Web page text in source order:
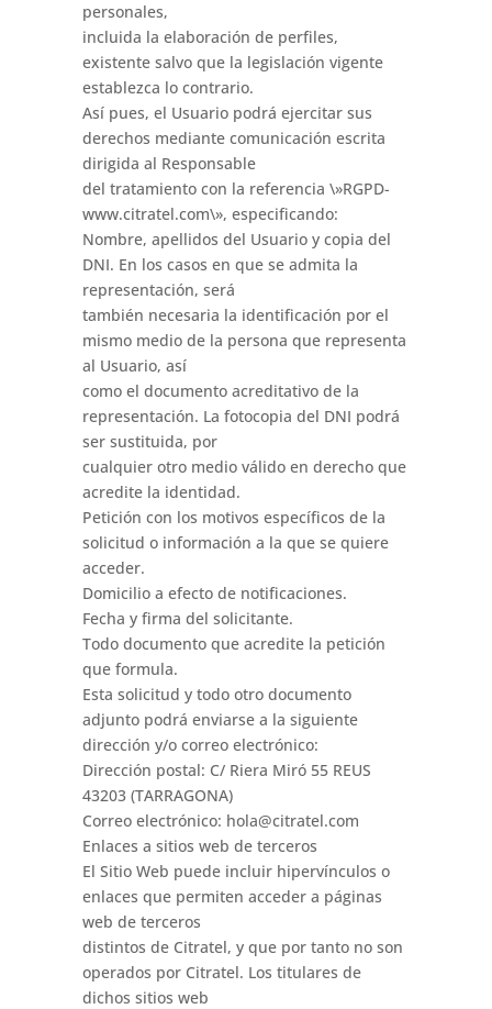
personales,
incluida la elaboración de perfiles,
existente salvo que la legislación vigente
establezca lo contrario.
Así pues, el Usuario podrá ejercitar sus
derechos mediante comunicación escrita
dirigida al Responsable
del tratamiento con la referencia \»RGPD-
www.citratel.com\», especificando:
Nombre, apellidos del Usuario y copia del
DNI. En los casos en que se admita la
representación, será
también necesaria la identificación por el
mismo medio de la persona que representa
al Usuario, así
como el documento acreditativo de la
representación. La fotocopia del DNI podrá
ser sustituida, por
cualquier otro medio válido en derecho que
acredite la identidad.
Petición con los motivos específicos de la
solicitud o información a la que se quiere
acceder.
Domicilio a efecto de notificaciones.
Fecha y firma del solicitante.
Todo documento que acredite la petición
que formula.
Esta solicitud y todo otro documento
adjunto podrá enviarse a la siguiente
dirección y/o correo electrónico:
Dirección postal: C/ Riera Miró 55 REUS
43203 (TARRAGONA)
Correo electrónico: hola@citratel.com
Enlaces a sitios web de terceros
El Sitio Web puede incluir hipervínculos o
enlaces que permiten acceder a páginas
web de terceros
distintos de Citratel, y que por tanto no son
operados por Citratel. Los titulares de
dichos sitios web